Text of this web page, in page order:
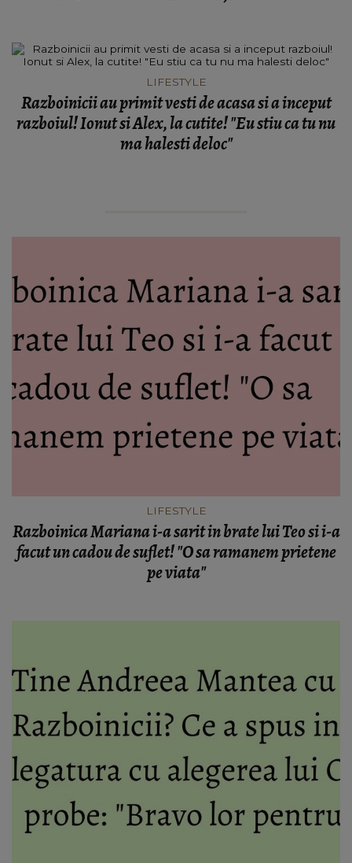
LIFESTYLE
Razboinicii au primit vesti de acasa si a inceput
razboiul! Ionut si Alex, la cutite! "Eu stiu ca tu nu
ma halesti deloc"
LIFESTYLE
Razboinica Mariana i-a sarit in brate lui Teo si i-a
facut un cadou de suflet! "O sa ramanem prietene
pe viata"